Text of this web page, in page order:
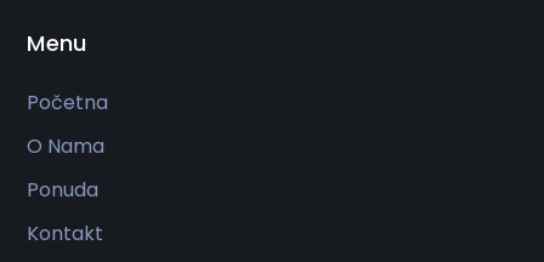
Menu
Početna
O Nama
Ponuda
Kontakt